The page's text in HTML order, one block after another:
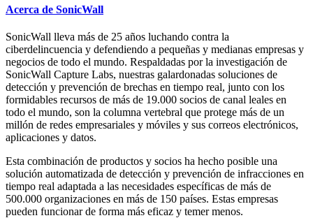
Acerca de SonicWall
SonicWall lleva más de 25 años luchando contra la
ciberdelincuencia y defendiendo a pequeñas y medianas empresas y
negocios de todo el mundo. Respaldadas por la investigación de
SonicWall Capture Labs, nuestras galardonadas soluciones de
detección y prevención de brechas en tiempo real, junto con los
formidables recursos de más de 19.000 socios de canal leales en
todo el mundo, son la columna vertebral que protege más de un
millón de redes empresariales y móviles y sus correos electrónicos,
aplicaciones y datos.
Esta combinación de productos y socios ha hecho posible una
solución automatizada de detección y prevención de infracciones en
tiempo real adaptada a las necesidades específicas de más de
500.000 organizaciones en más de 150 países. Estas empresas
pueden funcionar de forma más eficaz y temer menos.